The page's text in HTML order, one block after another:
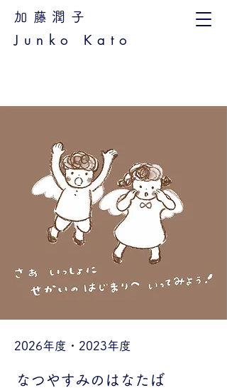
加藤潤子
Junko Kato
2026年度・2023年度
なつやすみのはなたば